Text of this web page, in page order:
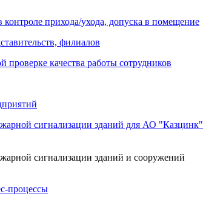
контроле прихода/ухода, допуска в помещение
филиалов
проверке качества работы сотрудников
сигнализации зданий для АО "Казцинк"
сигнализации зданий и сооружений
процессы